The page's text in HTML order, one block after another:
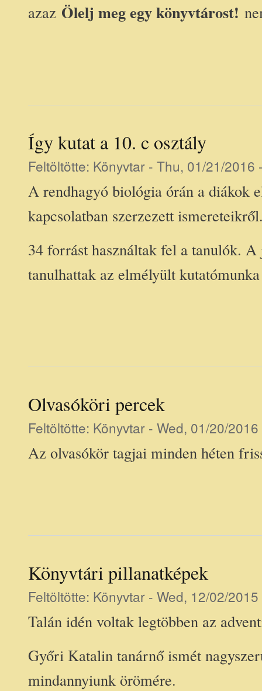
azaz Ölelj meg egy könyvtárost!
Így kutat a 10. c osztály
Feltöltötte: Könyvtar - Thu, 01/21/2016
A rendhagyó biológia órán a diákok
kapcsolatban szerzezett
34 forrást használtak fel a tanulók.
tanulhattak az elmélyült
Olvasóköri percek
Feltöltötte: Könyvtar - Wed, 01/20/
Az olvasókör tagjai minden héten
Könyvtári pillanatképek
Feltöltötte: Könyvtar - Wed, 12/02/
Talán idén voltak legtöbben az
Győri Katalin tanárnő ismét
mindannyiunk örömére.